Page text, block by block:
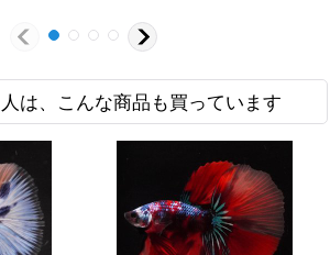
は、こんな商品も買っています